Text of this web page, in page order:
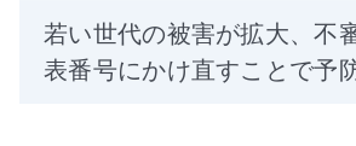
若い世代の被害が拡大、不
表番号にかけ直すことで予